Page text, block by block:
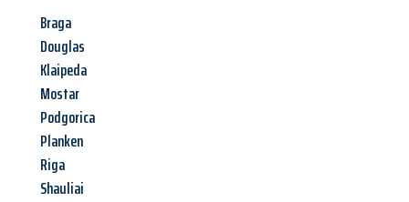
Braga
Douglas
Klaipeda
Mostar
Podgorica
Planken
Riga
Shauliai